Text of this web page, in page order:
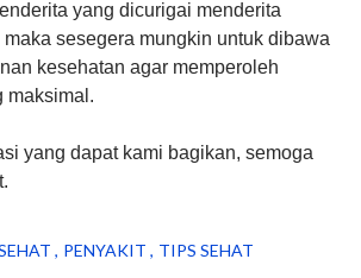
yang dicurigai menderita
sesegera mungkin untuk dibawa
kesehatan agar memperoleh
maksimal.
yang dapat kami bagikan, semoga
PENYAKIT TIPS SEHAT